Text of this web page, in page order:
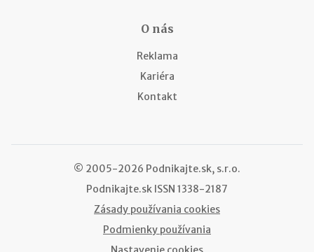
O nás
Reklama
Kariéra
Kontakt
© 2005-2026 Podnikajte.sk, s.r.o.
Podnikajte.sk ISSN 1338-2187
Zásady používania cookies
Podmienky používania